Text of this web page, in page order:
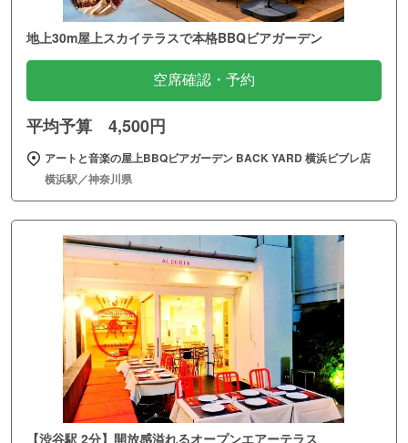
地上30m屋上スカイテラスで本格BBQビアガーデン
空席確認・予約
平均予算 4,500円
アートと音楽の屋上BBQビアガーデン BACK YARD 横浜ビブレ店
横浜駅／神奈川県
【渋谷駅 2分】開放感溢れるオープンエアーテラス